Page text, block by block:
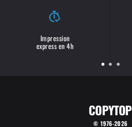
Impression
express en 4h
COPYTOP
© 1976-2026